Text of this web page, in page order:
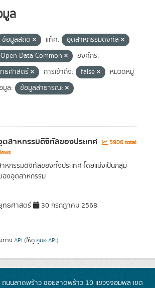
ล
ข้อมูลสถิติ แท็ค:
อุตสาหกรรมดิจิทัล
Open Data Common
องค์กร:
ทธศาสตร์
การเข้าถึง: false
หมวดหมู่
มูล:
ข้อมูลสาธารณะ
สาหกรรมดิจิทัลของประเทศ
5906 total
กรรมดิจิทัลของทั้งประเทศ โดยแบ่งเป็นกลุ่ม
องอุตสาหกรรม
ทธศาสตร์ 30 กรกฎาคม 2568
ทาง API (ให้ดู คู่มือ API).
นนลาดพร้าว ซอยลาดพร้าว 10 แขวงจอมพล เขต